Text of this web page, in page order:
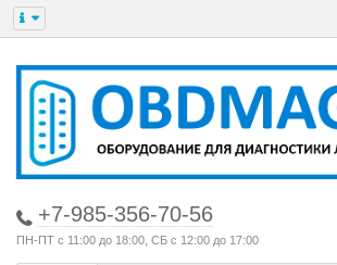
+7-985-356-70-56
ПН-ПТ с 11:00 до 18:00, СБ с 12:00 до 17:00